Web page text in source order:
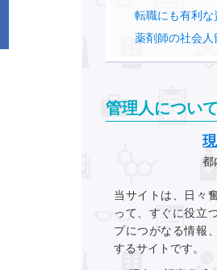
転職にも有利な
薬剤師の社会人
管理人について
都
当サイトは、日々
って、すぐに役立
プにつがなる情報
するサイトです。